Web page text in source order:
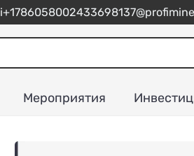
Мероприятия